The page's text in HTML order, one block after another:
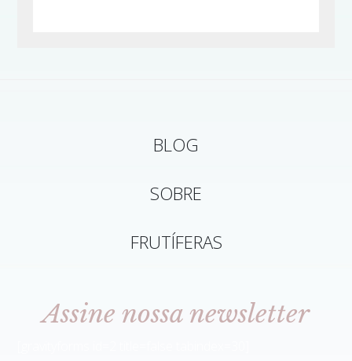
BLOG
SOBRE
FRUTÍFERAS
Assine nossa newsletter